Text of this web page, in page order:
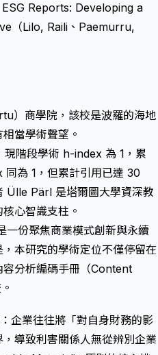
Reports: Developing a
（Lilo, Raili、Paemurru,
）商學院，該校是波羅的海地
當學術聲望。
現階段學術 h-index 為 1，累
為 1，但累計引用已達 30
Ülle Pärl 是塔爾圖大學資深教
心智識支柱。
份聚焦商業模式創新與永續
本研究的學術定位不僅停留在
分析編碼手冊（Content
企業往往將「對自身財務的影
導致利害關係人無從辨別企業